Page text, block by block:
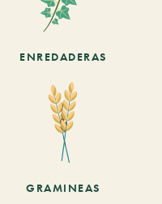
ENREDADERAS
GRAMINEAS